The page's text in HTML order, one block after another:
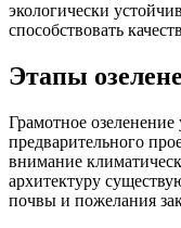
экологически
способствовать
Этапы
Грамотное
предварительного
внимание
архитектуру
почвы и пожелания